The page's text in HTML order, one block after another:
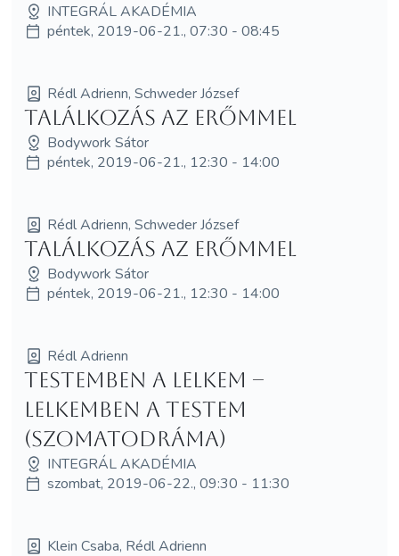
INTEGRÁL AKADÉMIA
péntek, 2019-06-21., 07:30 - 08:45
Rédl Adrienn, Schweder József
Találkozás az erőmmel
Bodywork Sátor
péntek, 2019-06-21., 12:30 - 14:00
Rédl Adrienn, Schweder József
Találkozás az erőmmel
Bodywork Sátor
péntek, 2019-06-21., 12:30 - 14:00
Rédl Adrienn
Testemben a lelkem –
lelkemben a testem
(szomatodráma)
INTEGRÁL AKADÉMIA
szombat, 2019-06-22., 09:30 - 11:30
Klein Csaba, Rédl Adrienn